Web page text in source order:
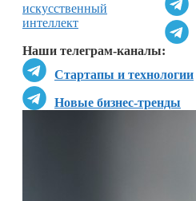
Наши телеграм-каналы:
Стартапы и технологии
Новые бизнес-тренды
искусственный
интеллект